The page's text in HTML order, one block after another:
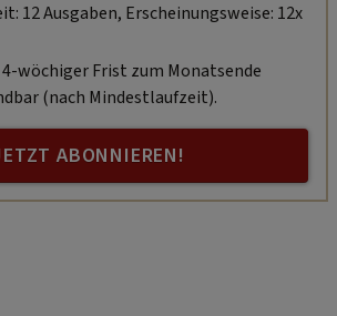
12 Ausgaben, Erscheinungsweise: 12x
wöchiger Frist zum Monatsende
(nach Mindestlaufzeit).
ABONNIEREN!